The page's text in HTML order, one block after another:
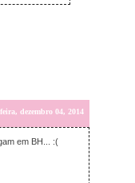
dezembro 04, 2014
em BH... :(